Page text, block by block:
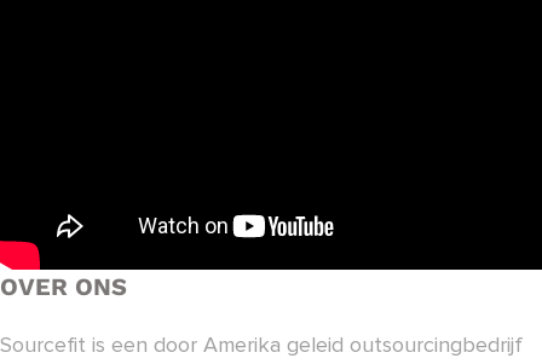
OVER ONS
Sourcefit is een door Amerika geleid outsourcingbedrijf